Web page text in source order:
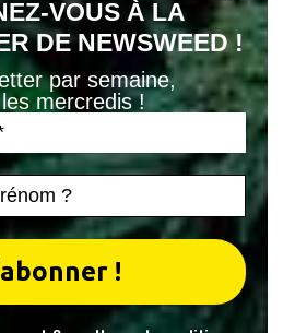
VOUS À LA
DE NEWSWEED !
par semaine,
mercredis !